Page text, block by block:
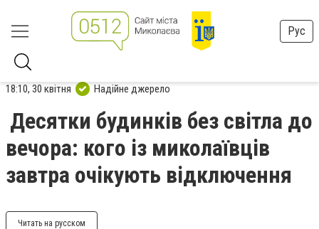
Рус
18:10, 30 квітня Надійне джерело
Десятки будинків без світла до
вечора: кого із миколаївців
завтра очікують відключення
Читать на русском